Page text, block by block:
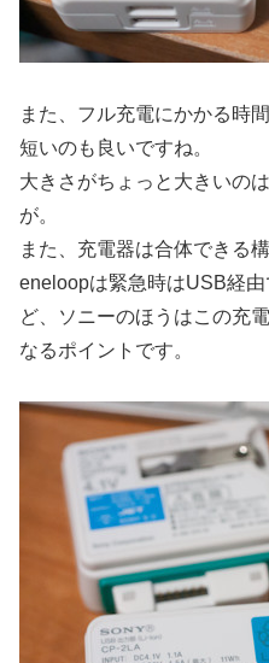
また、フル充電にかかる時
短いのも良いですね。
大きさがちょっと大きいの
が。
また、充電器は合体できる
eneloopは緊急時はUSB経
ど、ソニーのほうはこの充
なるポイントです。